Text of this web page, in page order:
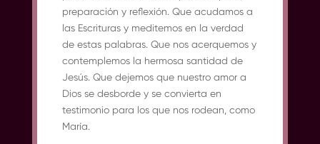
preparación y reflexión. Que acudamos a
las Escrituras y meditemos en la verdad
de estas palabras. Que nos acerquemos y
contemplemos la hermosa santidad de
Jesús. Que dejemos que nuestro amor a
Dios se desborde y se convierta en
testimonio para los que nos rodean, como
María.